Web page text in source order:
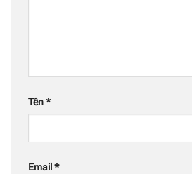
Tên*
Email *